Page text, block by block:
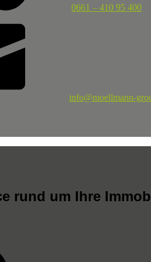
0661 – 410 95 400
info@moellmann-
rund um Ihre